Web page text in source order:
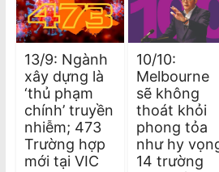
13/9: Ngành
xây dựng là
‘thủ phạm
chính’ truyền
nhiễm; 473
Trường hợp
mới tại VIC
10/10:
Melbourne
sẽ không
thoát khỏi
phong tỏa
như hy
14 trường